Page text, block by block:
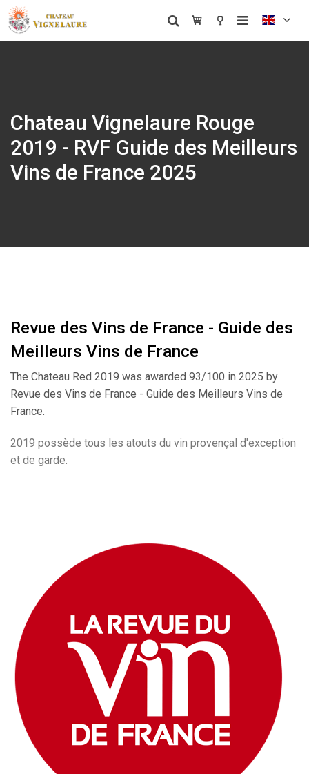
Chateau Vignelaure Rouge
2019 - RVF Guide des Meilleurs
Vins de France 2025
Revue des Vins de France - Guide des
Meilleurs Vins de France
The Chateau Red 2019 was awarded 93/100 in 2025 by
Revue des Vins de France - Guide des Meilleurs Vins de
France.
2019 possède tous les atouts du vin provençal d'exception
et de garde.